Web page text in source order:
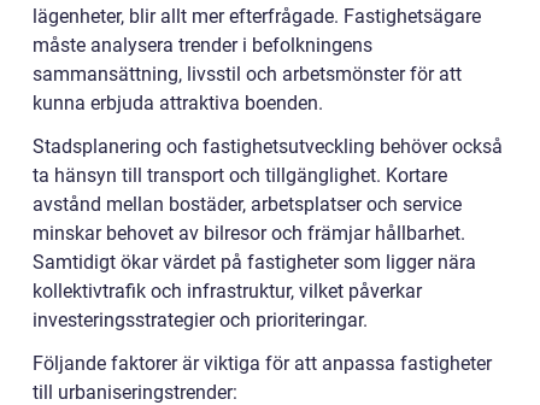
lägenheter, blir allt mer efterfrågade. Fastighetsägare
måste analysera trender i befolkningens
sammansättning, livsstil och arbetsmönster för att
kunna erbjuda attraktiva boenden.
Stadsplanering och fastighetsutveckling behöver också
ta hänsyn till transport och tillgänglighet. Kortare
avstånd mellan bostäder, arbetsplatser och service
minskar behovet av bilresor och främjar hållbarhet.
Samtidigt ökar värdet på fastigheter som ligger nära
kollektivtrafik och infrastruktur, vilket påverkar
investeringsstrategier och prioriteringar.
Följande faktorer är viktiga för att anpassa fastigheter
till urbaniseringstrender: